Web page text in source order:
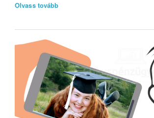
Olvass tovább